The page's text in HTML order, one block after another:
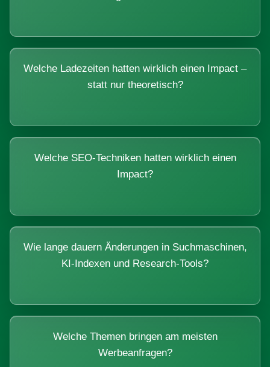
Welche Ladezeiten hatten wirklich einen Impact –
statt nur theoretisch?
Welche SEO-Techniken hatten wirklich einen
Impact?
Wie lange dauern Änderungen in Suchmaschinen,
KI-Indexen und Research-Tools?
Welche Themen bringen am meisten
Werbeanfragen?